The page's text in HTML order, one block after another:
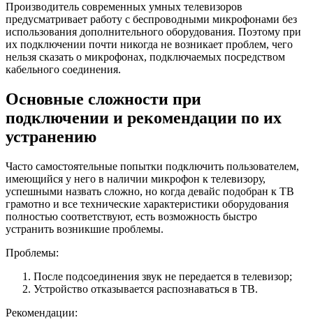
Производитель современных умных телевизоров
предусматривает работу с беспроводными микрофонами без
использования дополнительного оборудования. Поэтому при
их подключении почти никогда не возникает проблем, чего
нельзя сказать о микрофонах, подключаемых посредством
кабельного соединения.
Основные сложности при
подключении и рекомендации по их
устранению
Часто самостоятельные попытки подключить пользователем,
имеющийся у него в наличии микрофон к телевизору,
успешными назвать сложно, но когда девайс подобран к ТВ
грамотно и все технические характеристики оборудования
полностью соответствуют, есть возможность быстро
устранить возникшие проблемы.
Проблемы:
После подсоединения звук не передается в телевизор;
Устройство отказывается распознаваться в ТВ.
Рекомендации: